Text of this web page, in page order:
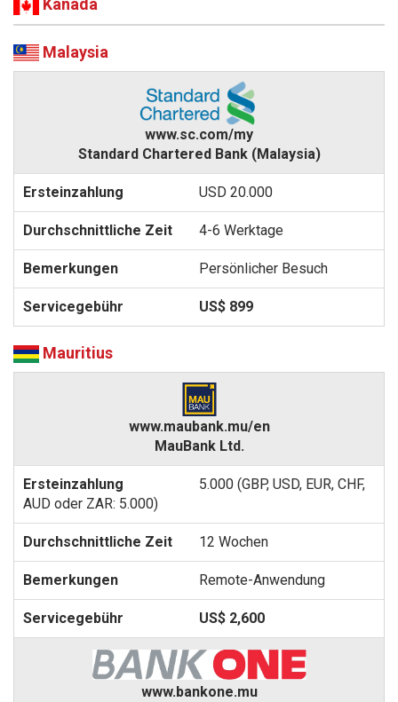
Kanada
Malaysia
www.sc.com/my
Standard Chartered Bank (Malaysia)
USD 20.000
4-6 Werktage
Persönlicher Besuch
US$ 899
Mauritius
www.maubank.mu/en
MauBank Ltd.
5.000 (GBP, USD, EUR, CHF,
AUD oder ZAR: 5.000)
12 Wochen
Remote-Anwendung
US$ 2,600
www.bankone.mu